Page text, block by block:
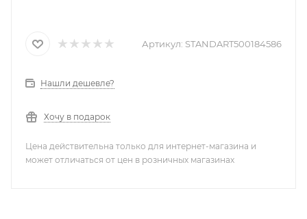
Артикул: STANDART500184586
Нашли дешевле?
Хочу в подарок
Цена действительна только для интернет-магазина и
может отличаться от цен в розничных магазинах